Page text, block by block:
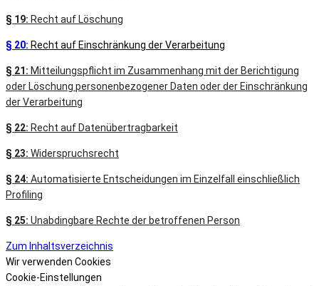
§ 19: Recht auf Löschung
§ 20: Recht auf Einschränkung der Verarbeitung
§ 21: Mitteilungspflicht im Zusammenhang mit der Berichtigung
oder Löschung personenbezogener Daten oder der Einschränkung
der Verarbeitung
§ 22: Recht auf Datenübertragbarkeit
§ 23: Widerspruchsrecht
§ 24: Automatisierte Entscheidungen im Einzelfall einschließlich
Profiling
§ 25: Unabdingbare Rechte der betroffenen Person
Zum Inhaltsverzeichnis
Wir verwenden Cookies
Cookie-Einstellungen